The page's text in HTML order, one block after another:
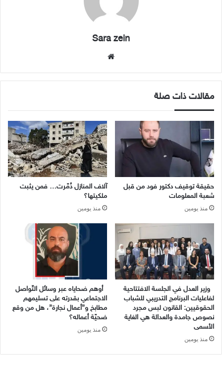
Sara zein
مقالات ذات صلة
حقيقة توقيف دكتور فود من قبل
شعبة المعلومات
منذ يومين
آلاف المنازل دُمّرت… فمن يثبت
ملكيتها؟
منذ يومين
وزير العدل في الجلسة الافتتاحية
لفاعليات البرنامج التدريبي للشباب
الحقوقيين: القانون لبس مجرد
نصوص جامدة والعدالة هي الغاية
الأسمى
منذ يومين
أوهم ضحاياه عبر وسائل التّواصل
الاجتماعي بقدرته على تسليمهم
مطابخ و”أعمال نجارة”، هل من وقع
ضحيّة أعماله؟
منذ يومين